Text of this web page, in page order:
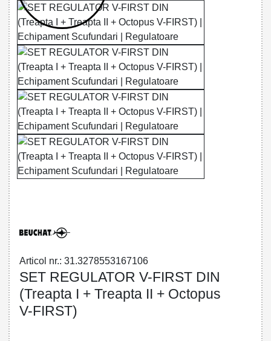
Articol nr.: 31.3278553167106
SET REGULATOR V-FIRST DIN
(Treapta I + Treapta II + Octopus
V-FIRST)